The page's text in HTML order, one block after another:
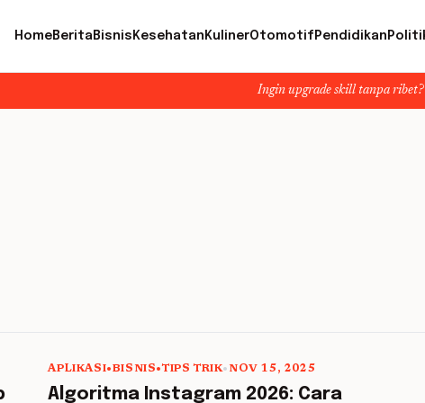
HomeBerita Bisnis Kesehatan KulinerOtomotif Pendidikan
Ingin upgrade skill tanpa ribet?
5 min read
APLIKASI•BISNIS•TIPS TRIK• NOV 15, 2025
Algoritma Instagram 2026: Cara